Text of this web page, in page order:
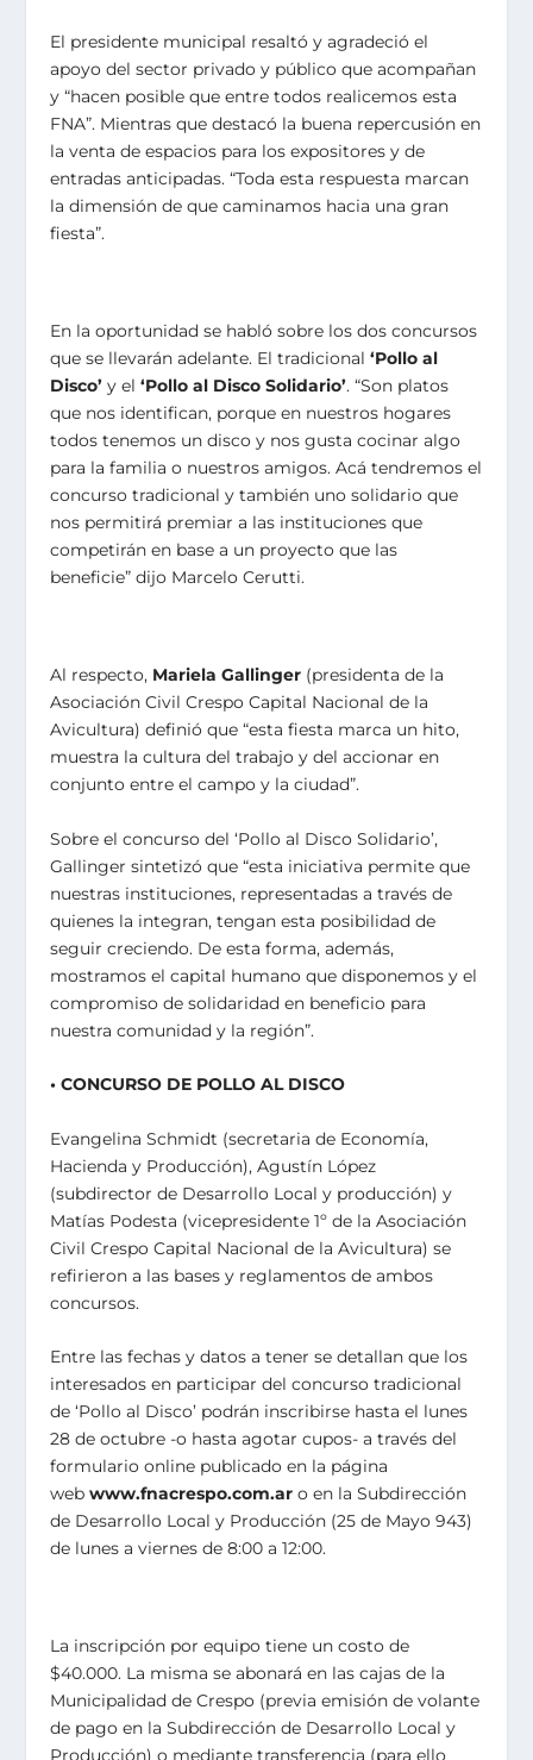
El presidente municipal resaltó y agradeció el
apoyo del sector privado y público que acompañan
y “hacen posible que entre todos realicemos esta
FNA”. Mientras que destacó la buena repercusión en
la venta de espacios para los expositores y de
entradas anticipadas. “Toda esta respuesta marcan
la dimensión de que caminamos hacia una gran
fiesta”.
En la oportunidad se habló sobre los dos concursos
que se llevarán adelante. El tradicional‘Pollo al
Disco’ y el‘Pollo al Disco Solidario’. “Son platos
que nos identifican, porque en nuestros hogares
todos tenemos un disco y nos gusta cocinar algo
para la familia o nuestros amigos. Acá tendremos el
concurso tradicional y también uno solidario que
nos permitirá premiar a las instituciones que
competirán en base a un proyecto que las
beneficie” dijo Marcelo Cerutti.
Al respecto, Mariela Gallinger (presidenta de la
Asociación Civil Crespo Capital Nacional de la
Avicultura) definió que “esta fiesta marca un hito,
muestra la cultura del trabajo y del accionar en
conjunto entre el campo y la ciudad”.
Sobre el concurso del ‘Pollo al Disco Solidario’,
Gallinger sintetizó que “esta iniciativa permite que
nuestras instituciones, representadas a través de
quienes la integran, tengan esta posibilidad de
seguir creciendo. De esta forma, además,
mostramos el capital humano que disponemos y el
compromiso de solidaridad en beneficio para
nuestra comunidad y la región”.
• CONCURSO DE POLLO AL DISCO
Evangelina Schmidt (secretaria de Economía,
Hacienda y Producción), Agustín López
(subdirector de Desarrollo Local y producción) y
Matías Podesta (vicepresidente 1º de la Asociación
Civil Crespo Capital Nacional de la Avicultura) se
refirieron a las bases y reglamentos de ambos
concursos.
Entre las fechas y datos a tener se detallan que los
interesados en participar del concurso tradicional
de ‘Pollo al Disco’ podrán inscribirse hasta el lunes
28 de octubre -o hasta agotar cupos- a través del
formulario online publicado en la página
webwww.fnacrespo.com.ar o en la Subdirección
de Desarrollo Local y Producción (25 de Mayo 943)
de lunes a viernes de 8:00 a 12:00.
La inscripción por equipo tiene un costo de
$40.000. La misma se abonará en las cajas de la
Municipalidad de Crespo (previa emisión de volante
de pago en la Subdirección de Desarrollo Local y